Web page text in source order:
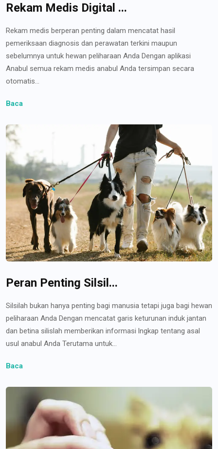
Rekam Medis Digital ...
Rekam medis berperan penting dalam mencatat hasil
pemeriksaan diagnosis dan perawatan terkini maupun
sebelumnya untuk hewan peliharaan Anda Dengan aplikasi
Anabul semua rekam medis anabul Anda tersimpan secara
otomatis...
Baca
Peran Penting Silsil...
Silsilah bukan hanya penting bagi manusia tetapi juga bagi hewan
peliharaan Anda Dengan mencatat garis keturunan induk jantan
dan betina silislah memberikan informasi lngkap tentang asal
usul anabul Anda Terutama untuk...
Baca